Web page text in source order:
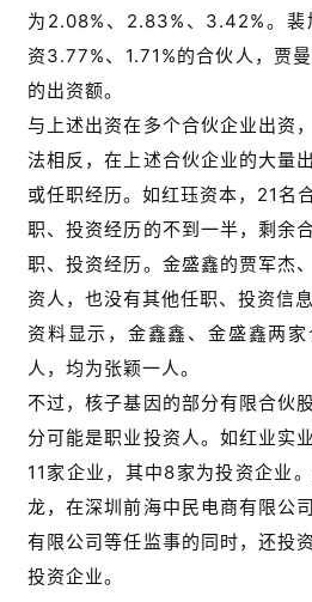
为2.08%、2.83%、3.42%。裴
资3.77%、1.71%的合伙人，贾
的出资额。
与上述出资在多个合伙企业出资
法相反，在上述合伙企业的大量
或任职经历。如红珏资本，21名
职、投资经历的不到一半，剩余
职、投资经历。金盛鑫的贾军杰
资人，也没有其他任职、投资信息
资料显示，金鑫鑫、金盛鑫两
人，均为张颖一人。
不过，核子基因的部分有限合伙
分可能是职业投资人。如红业实
11家企业，其中8家为投资企业
龙，在深圳前海中民电商有限公
有限公司等任监事的同时，还投
投资企业。